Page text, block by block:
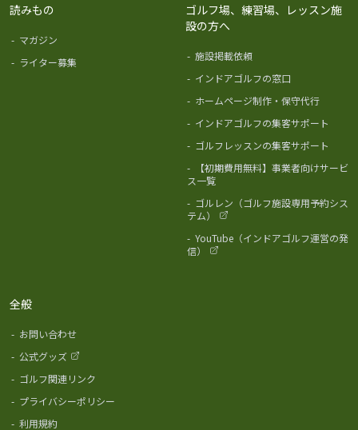
読みもの
- マガジン
- ライター募集
ゴルフ場、練習場、レッスン施
設の方へ
- 施設掲載依頼
- インドアゴルフの窓口
- ホームページ制作・保守代行
- インドアゴルフの集客サポート
- ゴルフレッスンの集客サポート
-
【初期費用無料】事業者向けサービ
ス一覧
- ゴルレン（ゴルフ施設専用予約シス
テム）
- YouTube（インドアゴルフ運営の発
信）
全般
- お問い合わせ
- 公式グッズ
- ゴルフ関連リンク
- プライバシーポリシー
- 利用規約